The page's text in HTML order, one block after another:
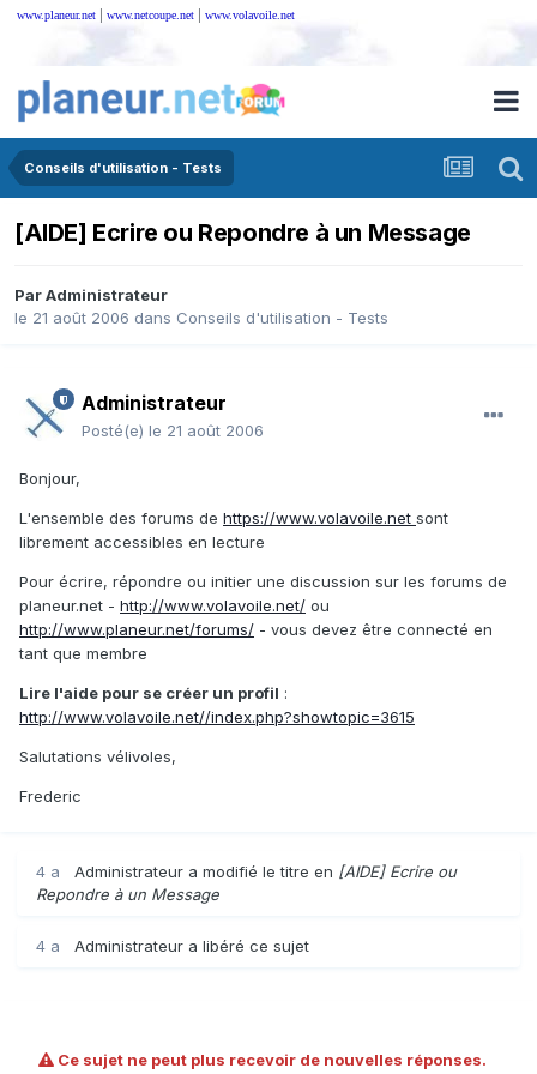
www.planeur.net | www.netcoupe.net | www.volavoile.net
Conseils d'utilisation - Tests
[AIDE] Ecrire ou Repondre à un Message
ParAdministrateur
le 21 août 2006 dans Conseils d'utilisation - Tests
Administrateur
Posté(e) le 21 août 2006
Bonjour,
L'ensemble des forums de https://www.volavoile.net sont
librement accessibles en lecture
Pour écrire, répondre ou initier une discussion sur les forums de
planeur.net - http://www.volavoile.net/ ou
http://www.planeur.net/forums/ - vous devez être connecté en
tant que membre
Lire l'aide pour se créer un profil :
http://www.volavoile.net//index.php?showtopic=3615
Salutations vélivoles,
Frederic
4 a Administrateur a modifié le titre en [AIDE] Ecrire ou
Repondre à un Message
4 a Administrateur a libéré ce sujet
Ce sujet ne peut plus recevoir de nouvelles réponses.